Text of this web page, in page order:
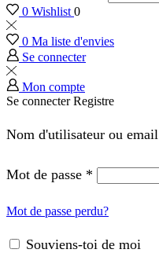
0 Wishlist 0
0 Ma liste d'envies
Se connecter
Mon compte
Se connecterRegistre
Nom d'utilisateur ou email
Mot de passe *
Mot de passe perdu?
Souviens-toi de moi